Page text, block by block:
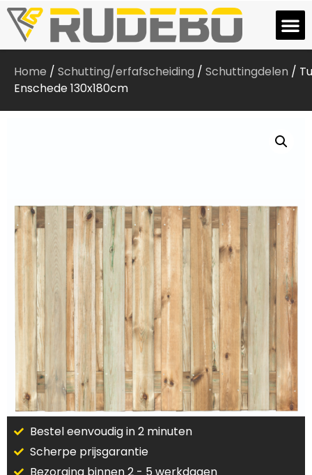
Home / Schutting/erfafscheiding / Schuttingdelen /
Enschede 130x180cm
Bestel eenvoudig in 2 minuten
Scherpe prijsgarantie
Bezorging binnen 2 - 5 werkdagen